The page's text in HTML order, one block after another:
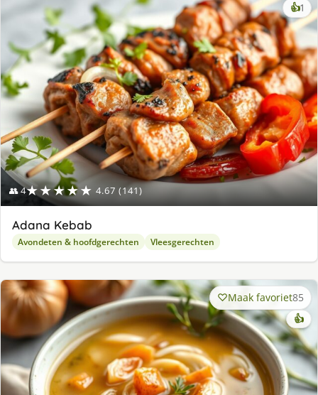
👥 4★★★★★ 4.67 (141)
👍1
Adana Kebab
Avondeten & hoofdgerechten Vleesgerechten
Maak favoriet85
👍